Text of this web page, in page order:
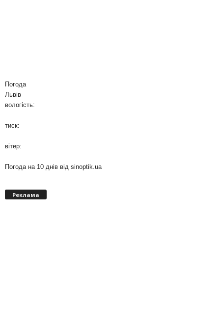
Погода
Львів
вологість:
тиск:
вітер:
Погода на 10 днів від sinoptik.ua
Реклама